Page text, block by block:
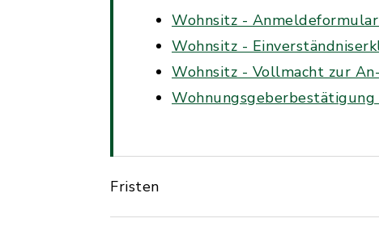
Wohnsitz - Anmeldeformular
Wohnsitz -
Wohnsitz - Vollmacht zur
Wohnungsgeberbestätigung
Fristen